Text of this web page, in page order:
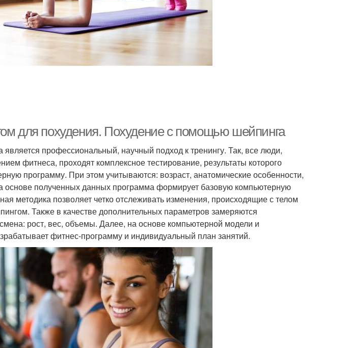
для похудения. Похудение с помощью шейпинга
профессиональный, научный подход к тренингу. Так, все люди,
фитнеса, проходят комплексное тестирование, результаты которого
программу. При этом учитываются: возраст, анатомические особенности,
основе полученных данных программа формирует базовую компьютерную
методика позволяет четко отслеживать изменения, происходящие с телом
Также в качестве дополнительных параметров замеряются
рост, вес, объемы. Далее, на основе компьютерной модели и
фитнес-программу и индивидуальный план занятий.